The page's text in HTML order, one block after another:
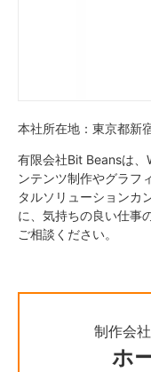
本社所在地：東京都新
有限会社Bit Beansは、
ンテンツ制作やグラフ
タルソリューションカ
に、気持ちの良い仕事
ご相談ください。
制作会
ホ